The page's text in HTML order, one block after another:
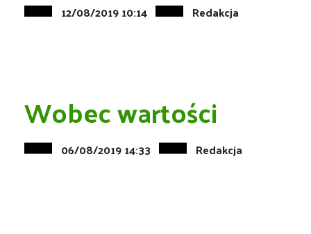
12/08/2019 10:14 Redakcja
Wobec wartości
06/08/2019 14:33 Redakcja